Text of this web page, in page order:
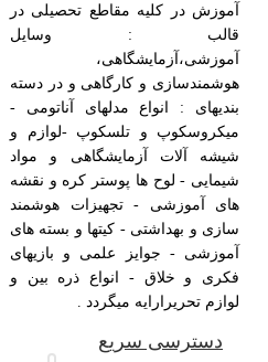
آموزش در کلیه مقاطع تحصیلی در
قالب : وسایل
آموزشی،آزمایشگاهی،
هوشمندسازی و کارگاهی و در دسته
بندیهای : انواع مدلهای آناتومی -
میکروسکوپ و تلسکوپ -لوازم و
شیشه آلات آزمایشگاهی و مواد
شیمایی - لوح ها پوستر کره و نقشه
های آموزشی - تجهیزات هوشمند
سازی و بهداشتی - کیتها و بسته های
آموزشی - جوایز علمی و بازیهای
فکری و خلاق - انواع ذره بین و
لوازم تحریرارایه میگردد .
دسترسی سریع